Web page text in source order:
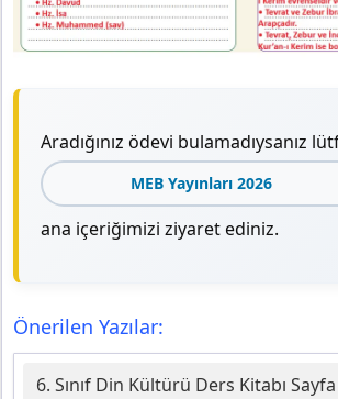
Aradığınız ödevi bulamadıysanız
MEB Yayınları 2026
ana içeriğimizi ziyaret ediniz.
Önerilen Yazılar:
6. Sınıf Din Kültürü Ders Kitabı